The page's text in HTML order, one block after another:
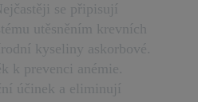
se připisují
utěsněním krevních
kyseliny askorbové.
k prevenci anémie.
účinek a eliminují